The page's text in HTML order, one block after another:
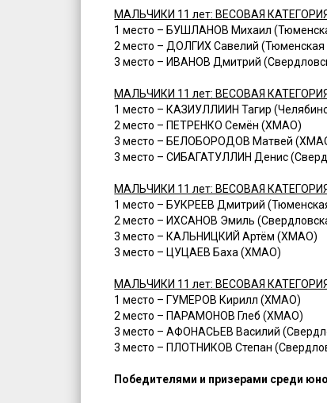
МАЛЬЧИКИ 11 лет: ВЕСОВАЯ КАТЕГОРИЯ
1 место – БУШЛАНОВ Михаил
2 место – ДОЛГИХ Савелий (Тюменская
3 место – ИВАНОВ Дмитрий
МАЛЬЧИКИ 11 лет: ВЕСОВАЯ КАТЕГОРИЯ
1 место – КАЗИУЛЛИИН Тагир
2 место – ПЕТРЕНКО Семён (ХМАО)
3 место – БЕЛОБОРОДОВ Матвей
3 место – СИБАГАТУЛЛИН Денис
МАЛЬЧИКИ 11 лет: ВЕСОВАЯ КАТЕГОРИЯ
1 место – БУКРЕЕВ Дмитрий
2 место – ИХСАНОВ Эмиль
3 место – КАЛЬНИЦКИЙ Артём (ХМАО)
3 место – ЦУЦАЕВ Баха (ХМАО)
МАЛЬЧИКИ 11 лет: ВЕСОВАЯ КАТЕГОРИЯ
1 место – ГУМЕРОВ Кирилл (ХМАО)
2 место – ПАРАМОНОВ Глеб (ХМАО)
3 место – АФОНАСЬЕВ Василий
3 место – ПЛОТНИКОВ Степан
Победителями и призерами среди